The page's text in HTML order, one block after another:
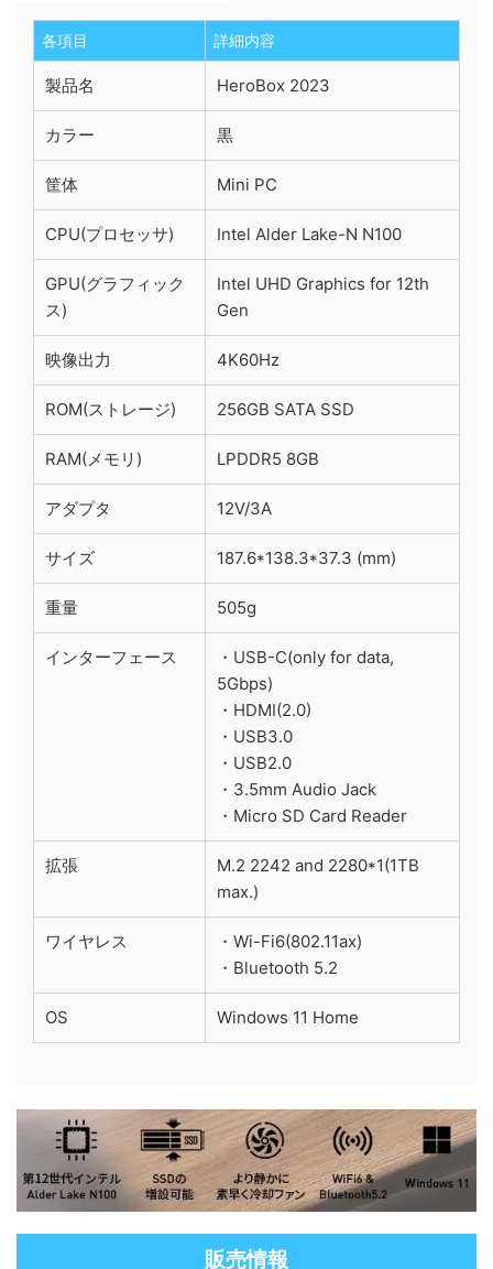
各項目 詳細内容
製品名 HeroBox 2023
カラー 黒
筐体 Mini PC
CPU(プロセッサ) Intel Alder Lake-N N100
GPU(グラフィック
ス)
Intel UHD Graphics for 12th
Gen
映像出力 4K60Hz
ROM(ストレージ) 256GB SATA SSD
RAM(メモリ) LPDDR5 8GB
アダプタ 12V/3A
サイズ 187.6*138.3*37.3 (mm)
重量 505g
インターフェース
・USB-C(only for data,
5Gbps)
・HDMI(2.0)
・USB3.0
・USB2.0
・3.5mm Audio Jack
・Micro SD Card Reader
拡張
M.2 2242 and 2280*1(1TB
max.)
ワイヤレス
・Wi-Fi6(802.11ax)
・Bluetooth 5.2
OS Windows 11 Home
販売情報